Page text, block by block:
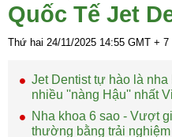
Quốc Tế Jet
Thứ hai 24/11/2025 14:55 GMT + 7
Jet Dentist tự hào là
nhiều ''nàng Hậu'' nhất
Nha khoa 6 sao - Vượt
thường bằng trải